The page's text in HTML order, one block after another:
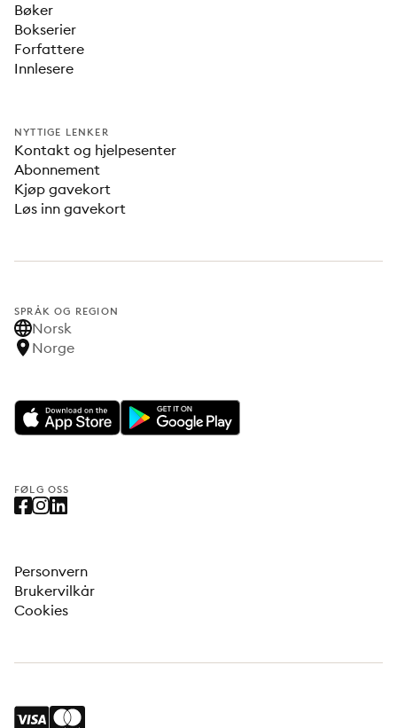
Bøker
Bokserier
Forfattere
Innlesere
NYTTIGE LENKER
Kontakt og hjelpesenter
Abonnement
Kjøp gavekort
Løs inn gavekort
SPRÅK OG REGION
Norsk
Norge
FØLG OSS
Personvern
Brukervilkår
Cookies